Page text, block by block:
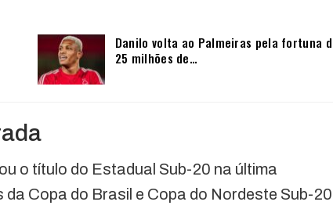
Danilo volta ao Palmeiras pela fortuna
25 milhões de…
o título do Estadual Sub-20 na última
Copa do Brasil e Copa do Nordeste Sub-